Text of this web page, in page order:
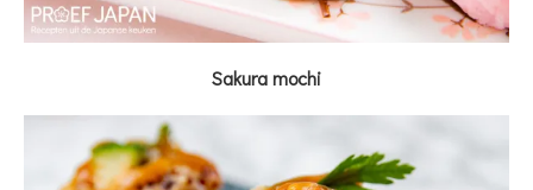
Sakura mochi